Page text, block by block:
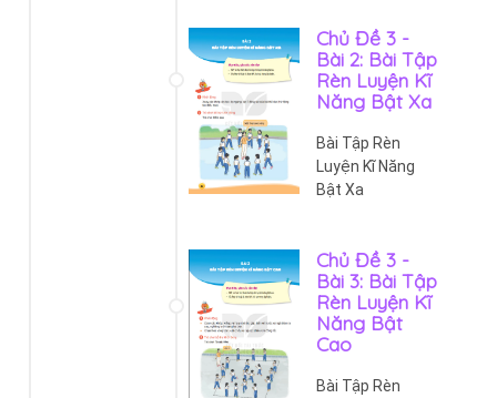
Chủ Đề 3 -
Bài 2: Bài Tập
Rèn Luyện Kĩ
Năng Bật Xa
Bài Tập Rèn
Luyện Kĩ Năng
Bật Xa
Chủ Đề 3 -
Bài 3: Bài Tập
Rèn Luyện Kĩ
Năng Bật
Cao
Bài Tập Rèn